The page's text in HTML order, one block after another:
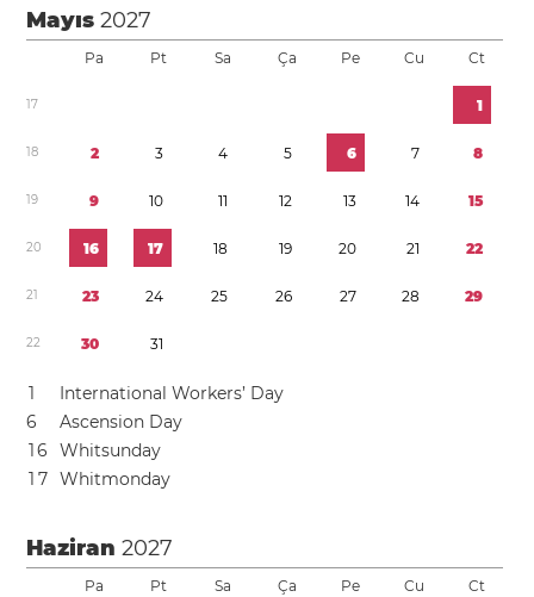
Mayıs2027
Pa Pt Sa Ça Pe Cu Ct
17 1
18 2 3 4 5 6 7 8
19 9 10 11 12 13 14 15
20 16 17 18 19 20 21 22
21 23 24 25 26 27 28 29
22 30 31
1
International Workers’ Day
6
Ascension Day
16
Whitsunday
1 7 Whitmonday
Haziran2027
Pa Pt Sa Ça Pe Cu Ct